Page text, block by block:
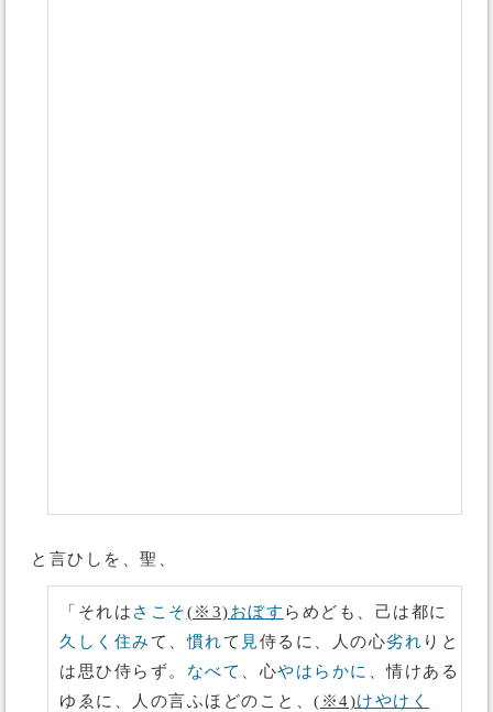
と言ひしを、聖、
「それは さこそ(※3)おぼす らめども、己は都に
久しく 住みて、慣れて 見侍るに、人の心劣れ りと
は思ひ侍らず。 なべて 、心やはらかに
、情けある
ゆゑに、人の言ふほどのこと、 (※4)けやけく